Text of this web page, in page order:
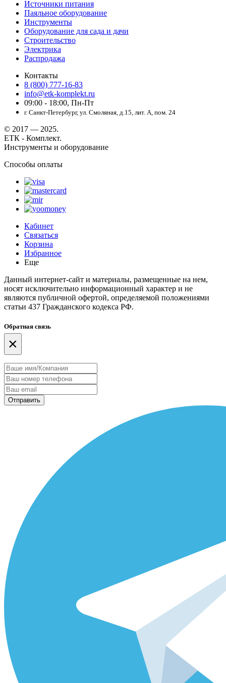
Источники питания
Паяльное оборудование
Инструменты
Оборудование для сада и дачи
Строительство
Электрика
Распродажа
Контакты
8 (800) 777-16-83
info@etk-komplekt.ru
09:00 - 18:00, Пн-Пт
г. Санкт-Петербург, ул. Смоляная, д.15, лит. А, пом. 24
© 2017 — 2025.
ЕТК - Комплект.
Инструменты и оборудование
Способы оплаты
Кабинет
Связаться
Корзина
Избранное
Еще
Данный интернет-сайт и материалы, размещенные на нем,
носят исключительно информационный характер и не
являются публичной офертой, определяемой положениями
статьи 437 Гражданского кодекса РФ.
Обратная связь
×
Отправить